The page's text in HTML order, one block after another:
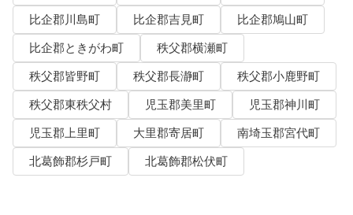
比企郡川島町
比企郡吉見町
比企郡鳩山町
比企郡ときがわ町
秩父郡横瀬町
秩父郡皆野町
秩父郡長瀞町
秩父郡小鹿野町
秩父郡東秩父村
児玉郡美里町
児玉郡神川町
児玉郡上里町
大里郡寄居町
南埼玉郡宮代町
北葛飾郡杉戸町
北葛飾郡松伏町